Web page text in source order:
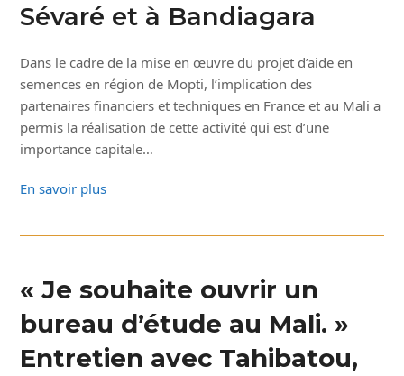
Sévaré et à Bandiagara
Dans le cadre de la mise en œuvre du projet d’aide en
semences en région de Mopti, l’implication des
partenaires financiers et techniques en France et au Mali a
permis la réalisation de cette activité qui est d’une
importance capitale…
En savoir plus
« Je souhaite ouvrir un
bureau d’étude au Mali. »
Entretien avec Tahibatou,